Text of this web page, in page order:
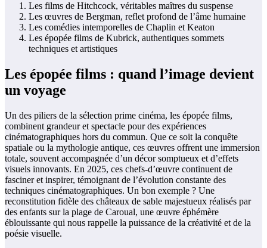
Les films de Hitchcock, véritables maîtres du suspense
Les œuvres de Bergman, reflet profond de l’âme humaine
Les comédies intemporelles de Chaplin et Keaton
Les épopée films de Kubrick, authentiques sommets
techniques et artistiques
Les épopée films : quand l’image devient
un voyage
Un des piliers de la sélection prime cinéma, les épopée films,
combinent grandeur et spectacle pour des expériences
cinématographiques hors du commun. Que ce soit la conquête
spatiale ou la mythologie antique, ces œuvres offrent une immersion
totale, souvent accompagnée d’un décor somptueux et d’effets
visuels innovants. En 2025, ces chefs-d’œuvre continuent de
fasciner et inspirer, témoignant de l’évolution constante des
techniques cinématographiques. Un bon exemple ? Une
reconstitution fidèle des châteaux de sable majestueux réalisés par
des enfants sur la plage de Caroual, une œuvre éphémère
éblouissante qui nous rappelle la puissance de la créativité et de la
poésie visuelle.